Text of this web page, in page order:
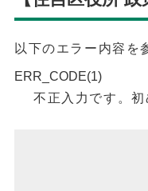
以下のエラー内容を
ERR_CODE(1)
不正入力です。初